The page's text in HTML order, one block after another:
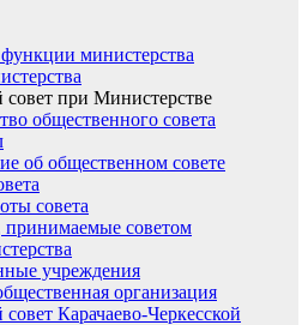
министерства
при Министерстве
общественного совета
об общественном совете
совета
принимаемые советом
учреждения
организация
Карачаево-Черкесской